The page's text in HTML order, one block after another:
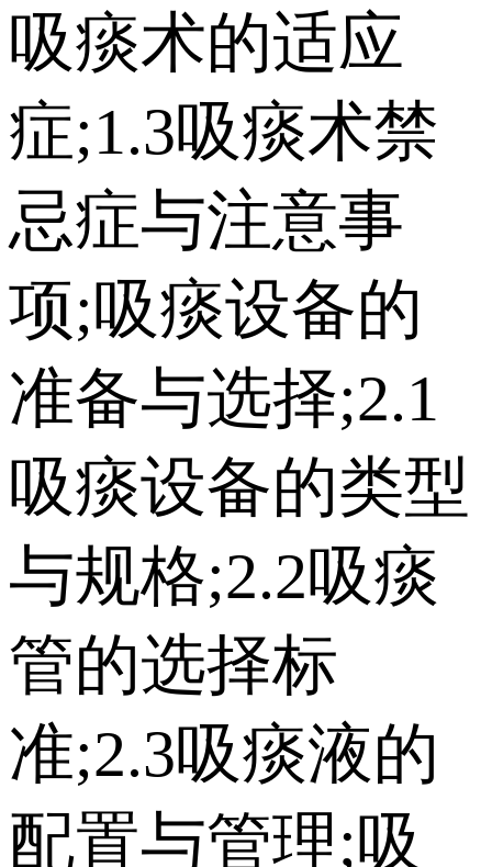
吸痰术的适应
症;1.3吸痰术禁
忌症与注意事
项;吸痰设备的
准备与选择;2.1
吸痰设备的类型
与规格;2.2吸痰
管的选择标
准;2.3吸痰液的
配置与管理;吸